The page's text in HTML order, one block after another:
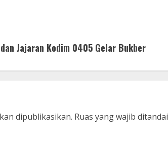
Jajaran Kodim 0405 Gelar Bukber
dipublikasikan. Ruas yang wajib ditandai